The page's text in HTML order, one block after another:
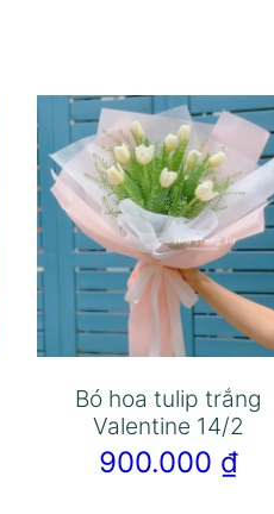
Bó hoa tulip trắng
Valentine 14/2
900.000 ₫